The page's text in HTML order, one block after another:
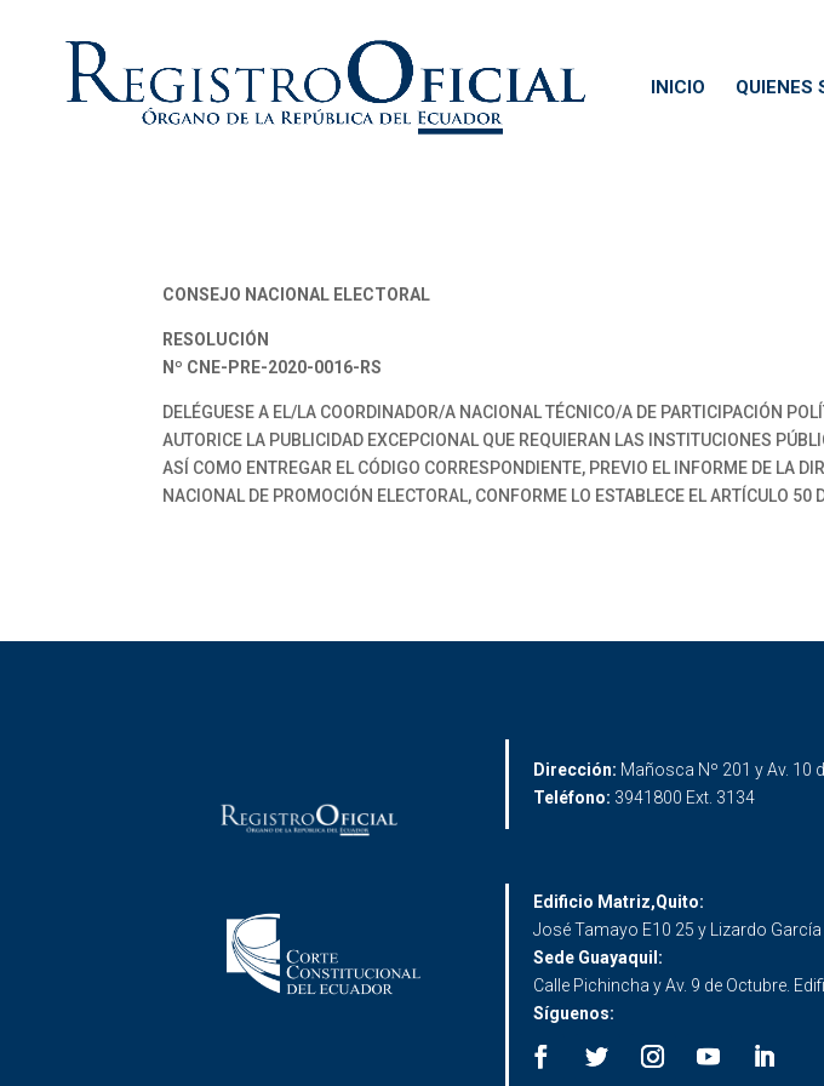
INICIO QUIENES
CONSEJO NACIONAL ELECTORAL
RESOLUCIÓN
Nº CNE-PRE-2020-0016-RS
DELÉGUESE A EL/LA COORDINADOR/A NACIONAL TÉCNICO/A DE PARTICIPACIÓN
AUTORICE LA PUBLICIDAD EXCEPCIONAL QUE REQUIERAN LAS INSTITUCIONES
ASÍ COMO ENTREGAR EL CÓDIGO CORRESPONDIENTE, PREVIO EL INFORME DE LA
NACIONAL DE PROMOCIÓN ELECTORAL, CONFORME LO ESTABLECE EL ARTÍCULO 50
Dirección: Mañosca Nº 201 y Av. 10
Teléfono: 3941800 Ext. 3134
Edificio Matriz,Quito:
José Tamayo E10 25 y Lizardo
Sede Guayaquil:
Calle Pichincha y Av. 9 de Octubre.
Síguenos: